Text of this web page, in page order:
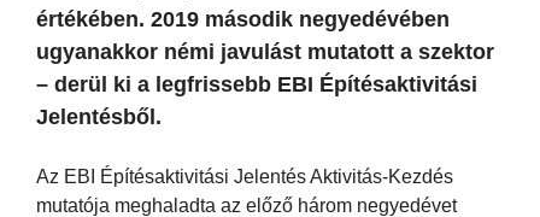
értékében. 2019 második negyedévében
ugyanakkor némi javulást mutatott a szektor
– derül ki a legfrissebb EBI Építésaktivitási
Jelentésből.
Az EBI Építésaktivitási Jelentés Aktivitás-Kezdés
mutatója meghaladta az előző három negyedévet